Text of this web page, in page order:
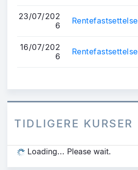
23/07/202
6
Rentefastsettelse
16/07/202
6
Rentefastsettelse
TIDLIGERE KURSER
Loading... Please wait.